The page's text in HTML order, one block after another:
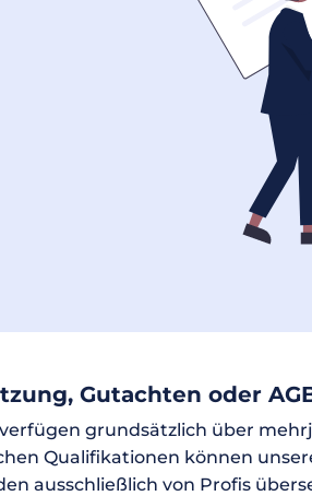
Gutachten oder
grundsätzlich über
Qualifikationen können
ausschließlich von Profis